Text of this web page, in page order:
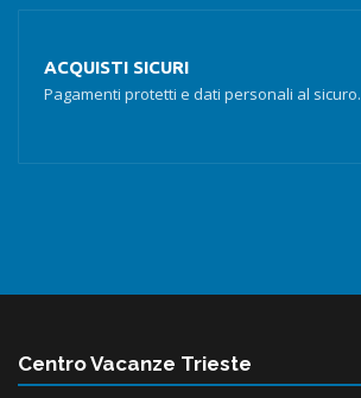
ACQUISTI SICURI
Pagamenti protetti e dati personali al sicuro.
Centro Vacanze Trieste